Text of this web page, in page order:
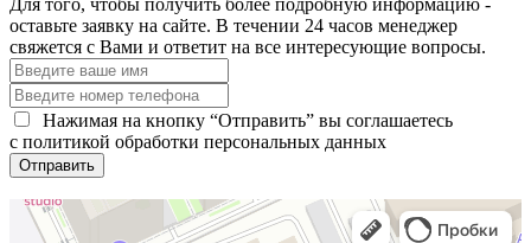
оставьте заявку на сайте. В течении 24 часов менеджер
свяжется с Вами и ответит на все интересующие вопросы.
Нажимая на кнопку “Отправить” вы соглашаетесь
c политикой обработки персональных данных
Отправить